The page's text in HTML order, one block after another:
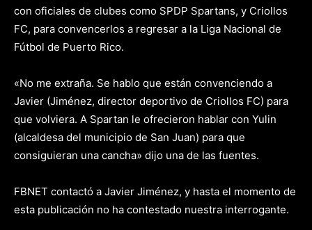
con oficiales de clubes como SPDP Spartans, y Criollos
FC, para convencerlos a regresar a la Liga Nacional de
Fútbol de Puerto Rico.
«No me extraña. Se hablo que están convenciendo a
Javier (Jiménez, director deportivo de Criollos FC) para
que volviera. A Spartan le ofrecieron hablar con Yulin
(alcaldesa del municipio de San Juan) para que
consiguieran una cancha» dijo una de las fuentes.
FBNET contactó a Javier Jiménez, y hasta el momento de
esta publicación no ha contestado nuestra interrogante.